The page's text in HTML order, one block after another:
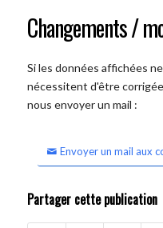
Changements /
Si les données affichées
nécessitent d'être
nous envoyer un mail :
Envoyer un mail aux
Partager cette publication